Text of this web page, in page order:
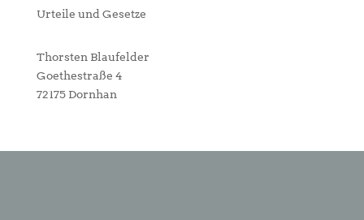
Urteile und Gesetze
Thorsten Blaufelder
Goethestraße 4
72175 Dornhan